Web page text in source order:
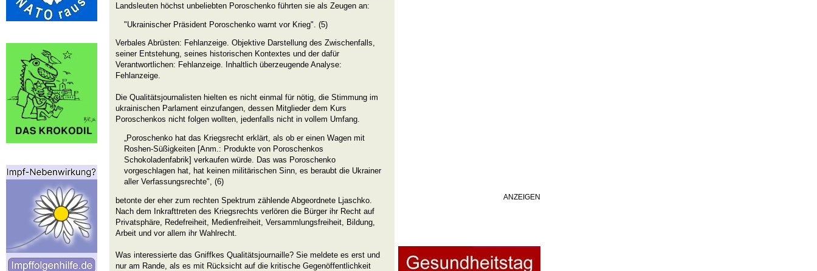
Landsleuten höchst unbeliebten Poroschenko führten sie als Zeugen an:
"Ukrainischer Präsident Poroschenko warnt vor Krieg". (5)
Verbales Abrüsten: Fehlanzeige. Objektive Darstellung des Zwischenfalls,
seiner Entstehung, seines historischen Kontextes und der dafür
Verantwortlichen: Fehlanzeige. Inhaltlich überzeugende Analyse:
Fehlanzeige.
Die Qualitätsjournalisten hielten es nicht einmal für nötig, die Stimmung im
ukrainischen Parlament einzufangen, dessen Mitglieder dem Kurs
Poroschenkos nicht folgen wollten, jedenfalls nicht in vollem Umfang.
„Poroschenko hat das Kriegsrecht erklärt, als ob er einen Wagen mit
Roshen-Süßigkeiten [Anm.: Produkte von Poroschenkos
Schokoladenfabrik] verkaufen würde. Das was Poroschenko
vorgeschlagen hat, hat keinen militärischen Sinn, es beraubt die Ukrainer
aller Verfassungsrechte", (6)
betonte der eher zum rechten Spektrum zählende Abgeordnete Ljaschko.
Nach dem Inkrafttreten des Kriegsrechts verlören die Bürger ihr Recht auf
Privatsphäre, Redefreiheit, Medienfreiheit, Versammlungsfreiheit, Bildung,
Arbeit und vor allem ihr Wahlrecht.
Was interessierte das Gniffkes Qualitätsjournaille? Sie meldete es erst und
nur am Rande, als es mit Rücksicht auf die kritische Gegenöffentlichkeit
ANZEIGEN